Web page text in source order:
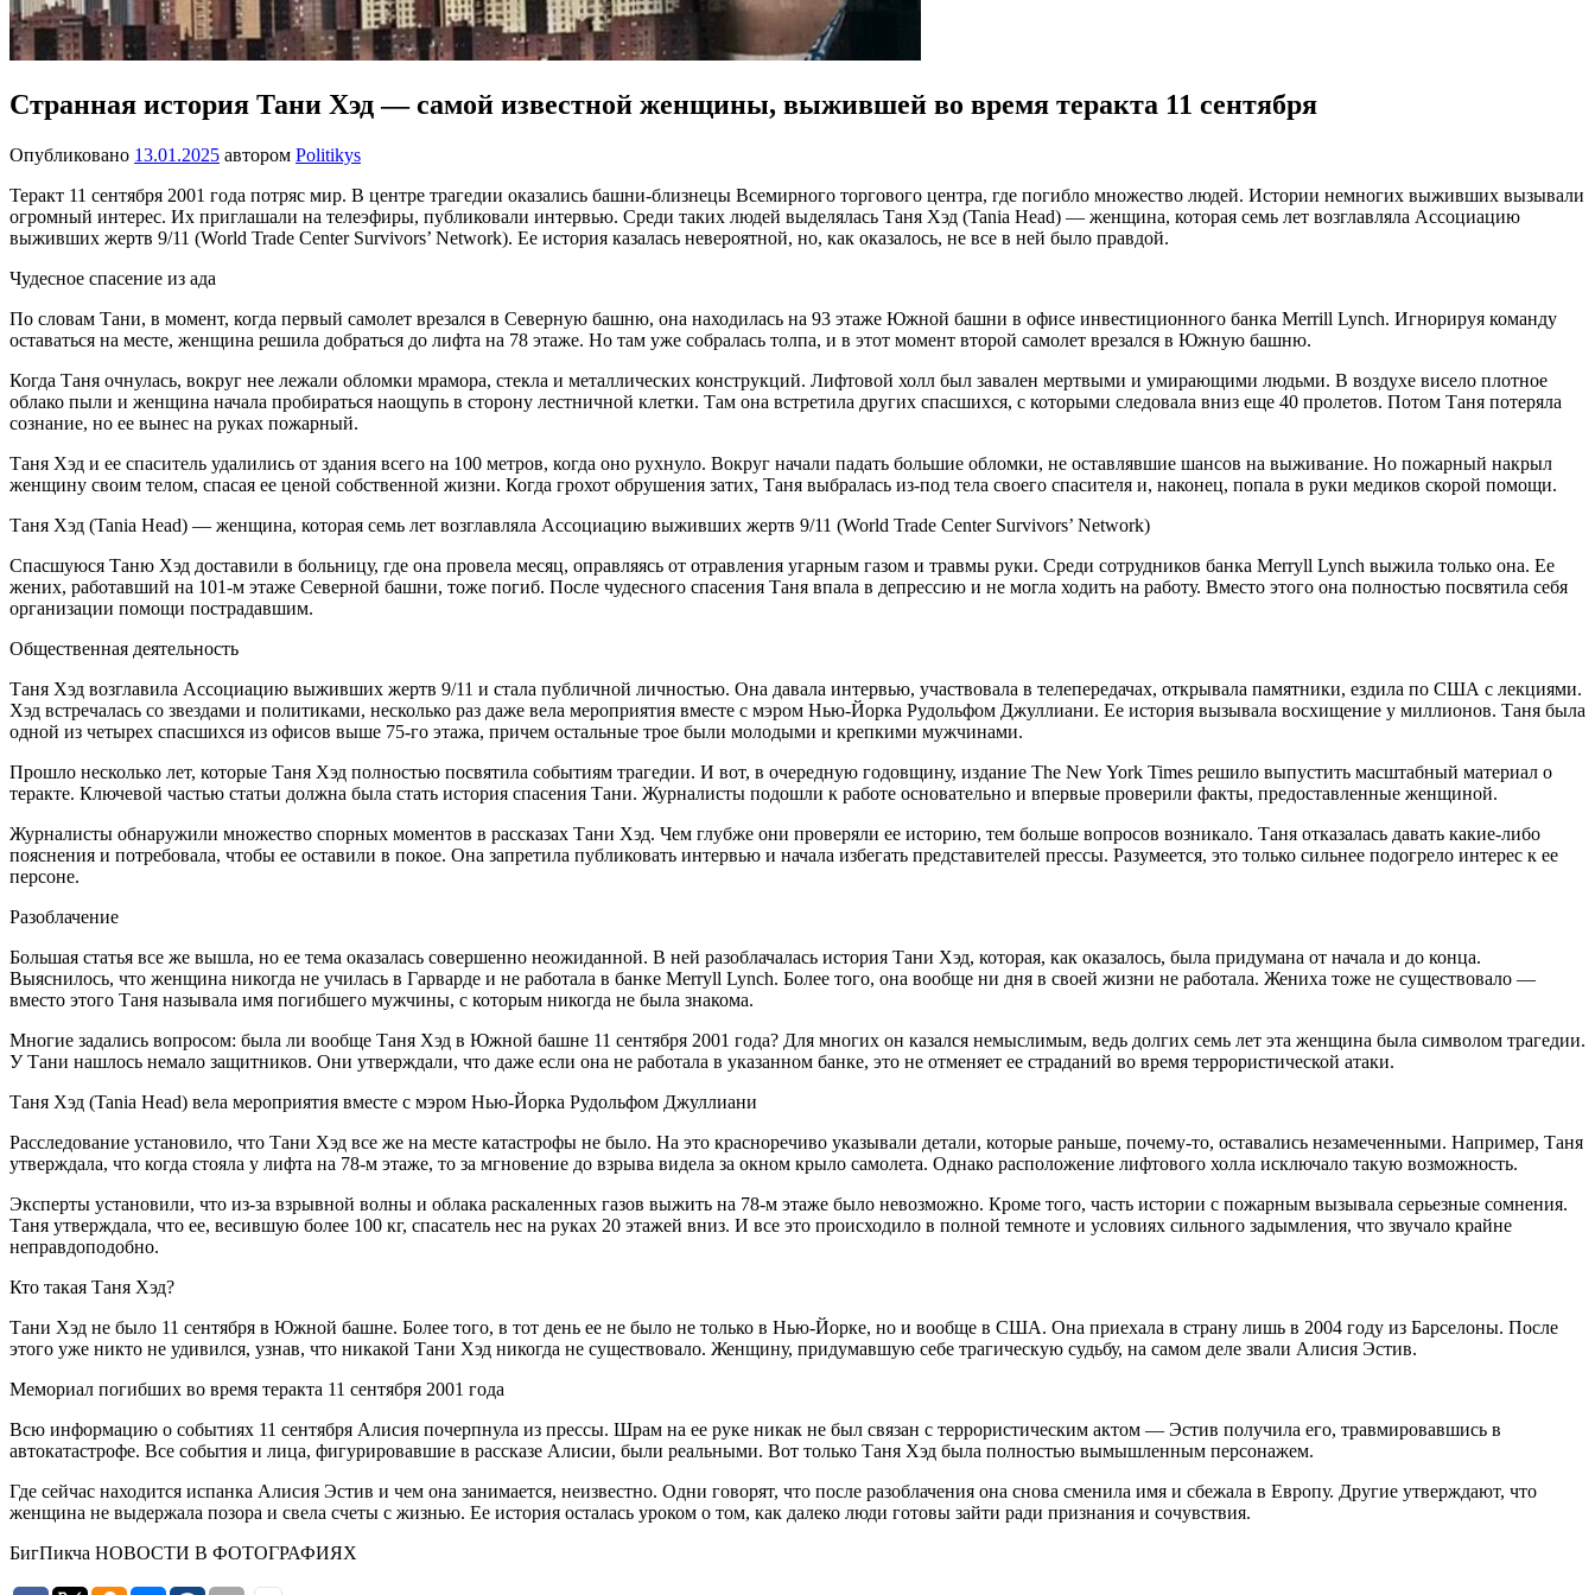
Странная история Тани Хэд — самой известной женщины, выжившей во время теракта 11 сентября
Опубликовано 13.01.2025 автором Politikys
Теракт 11 сентября 2001 года потряс мир. В центре трагедии оказались башни-близнецы Всемирного торгового центра, где погибло множество людей. Истории немногих выживших вызывали
огромный интерес. Их приглашали на телеэфиры, публиковали интервью. Среди таких людей выделялась Таня Хэд (Tania Head) — женщина, которая семь лет возглавляла Ассоциацию
выживших жертв 9/11 (World Trade Center Survivors’ Network). Ее история казалась невероятной, но, как оказалось, не все в ней было правдой.
Чудесное спасение из ада
По словам Тани, в момент, когда первый самолет врезался в Северную башню, она находилась на 93 этаже Южной башни в офисе инвестиционного банка Merrill Lynch. Игнорируя команду
оставаться на месте, женщина решила добраться до лифта на 78 этаже. Но там уже собралась толпа, и в этот момент второй самолет врезался в Южную башню.
Когда Таня очнулась, вокруг нее лежали обломки мрамора, стекла и металлических конструкций. Лифтовой холл был завален мертвыми и умирающими людьми. В воздухе висело плотное
облако пыли и женщина начала пробираться наощупь в сторону лестничной клетки. Там она встретила других спасшихся, с которыми следовала вниз еще 40 пролетов. Потом Таня потеряла
сознание, но ее вынес на руках пожарный.
Таня Хэд и ее спаситель удалились от здания всего на 100 метров, когда оно рухнуло. Вокруг начали падать большие обломки, не оставлявшие шансов на выживание. Но пожарный накрыл
женщину своим телом, спасая ее ценой собственной жизни. Когда грохот обрушения затих, Таня выбралась из-под тела своего спасителя и, наконец, попала в руки медиков скорой помощи.
Таня Хэд (Tania Head) — женщина, которая семь лет возглавляла Ассоциацию выживших жертв 9/11 (World Trade Center Survivors’ Network)
Спасшуюся Таню Хэд доставили в больницу, где она провела месяц, оправляясь от отравления угарным газом и травмы руки. Среди сотрудников банка Merryll Lynch выжила только она. Ее
жених, работавший на 101-м этаже Северной башни, тоже погиб. После чудесного спасения Таня впала в депрессию и не могла ходить на работу. Вместо этого она полностью посвятила себя
организации помощи пострадавшим.
Общественная деятельность
Таня Хэд возглавила Ассоциацию выживших жертв 9/11 и стала публичной личностью. Она давала интервью, участвовала в телепередачах, открывала памятники, ездила по США с лекциями.
Хэд встречалась со звездами и политиками, несколько раз даже вела мероприятия вместе с мэром Нью-Йорка Рудольфом Джуллиани. Ее история вызывала восхищение у миллионов. Таня была
одной из четырех спасшихся из офисов выше 75-го этажа, причем остальные трое были молодыми и крепкими мужчинами.
Прошло несколько лет, которые Таня Хэд полностью посвятила событиям трагедии. И вот, в очередную годовщину, издание The New York Times решило выпустить масштабный материал о
теракте. Ключевой частью статьи должна была стать история спасения Тани. Журналисты подошли к работе основательно и впервые проверили факты, предоставленные женщиной.
Журналисты обнаружили множество спорных моментов в рассказах Тани Хэд. Чем глубже они проверяли ее историю, тем больше вопросов возникало. Таня отказалась давать какие-либо
пояснения и потребовала, чтобы ее оставили в покое. Она запретила публиковать интервью и начала избегать представителей прессы. Разумеется, это только сильнее подогрело интерес к ее
персоне.
Разоблачение
Большая статья все же вышла, но ее тема оказалась совершенно неожиданной. В ней разоблачалась история Тани Хэд, которая, как оказалось, была придумана от начала и до конца.
Выяснилось, что женщина никогда не училась в Гарварде и не работала в банке Merryll Lynch. Более того, она вообще ни дня в своей жизни не работала. Жениха тоже не существовало —
вместо этого Таня называла имя погибшего мужчины, с которым никогда не была знакома.
Многие задались вопросом: была ли вообще Таня Хэд в Южной башне 11 сентября 2001 года? Для многих он казался немыслимым, ведь долгих семь лет эта женщина была символом трагедии.
У Тани нашлось немало защитников. Они утверждали, что даже если она не работала в указанном банке, это не отменяет ее страданий во время террористической атаки.
Таня Хэд (Tania Head) вела мероприятия вместе с мэром Нью-Йорка Рудольфом Джуллиани
Расследование установило, что Тани Хэд все же на месте катастрофы не было. На это красноречиво указывали детали, которые раньше, почему-то, оставались незамеченными. Например, Таня
утверждала, что когда стояла у лифта на 78-м этаже, то за мгновение до взрыва видела за окном крыло самолета. Однако расположение лифтового холла исключало такую возможность.
Эксперты установили, что из-за взрывной волны и облака раскаленных газов выжить на 78-м этаже было невозможно. Кроме того, часть истории с пожарным вызывала серьезные сомнения.
Таня утверждала, что ее, весившую более 100 кг, спасатель нес на руках 20 этажей вниз. И все это происходило в полной темноте и условиях сильного задымления, что звучало крайне
неправдоподобно.
Кто такая Таня Хэд?
Тани Хэд не было 11 сентября в Южной башне. Более того, в тот день ее не было не только в Нью-Йорке, но и вообще в США. Она приехала в страну лишь в 2004 году из Барселоны. После
этого уже никто не удивился, узнав, что никакой Тани Хэд никогда не существовало. Женщину, придумавшую себе трагическую судьбу, на самом деле звали Алисия Эстив.
Мемориал погибших во время теракта 11 сентября 2001 года
Всю информацию о событиях 11 сентября Алисия почерпнула из прессы. Шрам на ее руке никак не был связан с террористическим актом — Эстив получила его, травмировавшись в
автокатастрофе. Все события и лица, фигурировавшие в рассказе Алисии, были реальными. Вот только Таня Хэд была полностью вымышленным персонажем.
Где сейчас находится испанка Алисия Эстив и чем она занимается, неизвестно. Одни говорят, что после разоблачения она снова сменила имя и сбежала в Европу. Другие утверждают, что
женщина не выдержала позора и свела счеты с жизнью. Ее история осталась уроком о том, как далеко люди готовы зайти ради признания и сочувствия.
БигПикча НОВОСТИ В ФОТОГРАФИЯХ